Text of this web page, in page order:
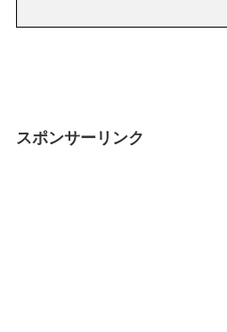
スポンサーリンク